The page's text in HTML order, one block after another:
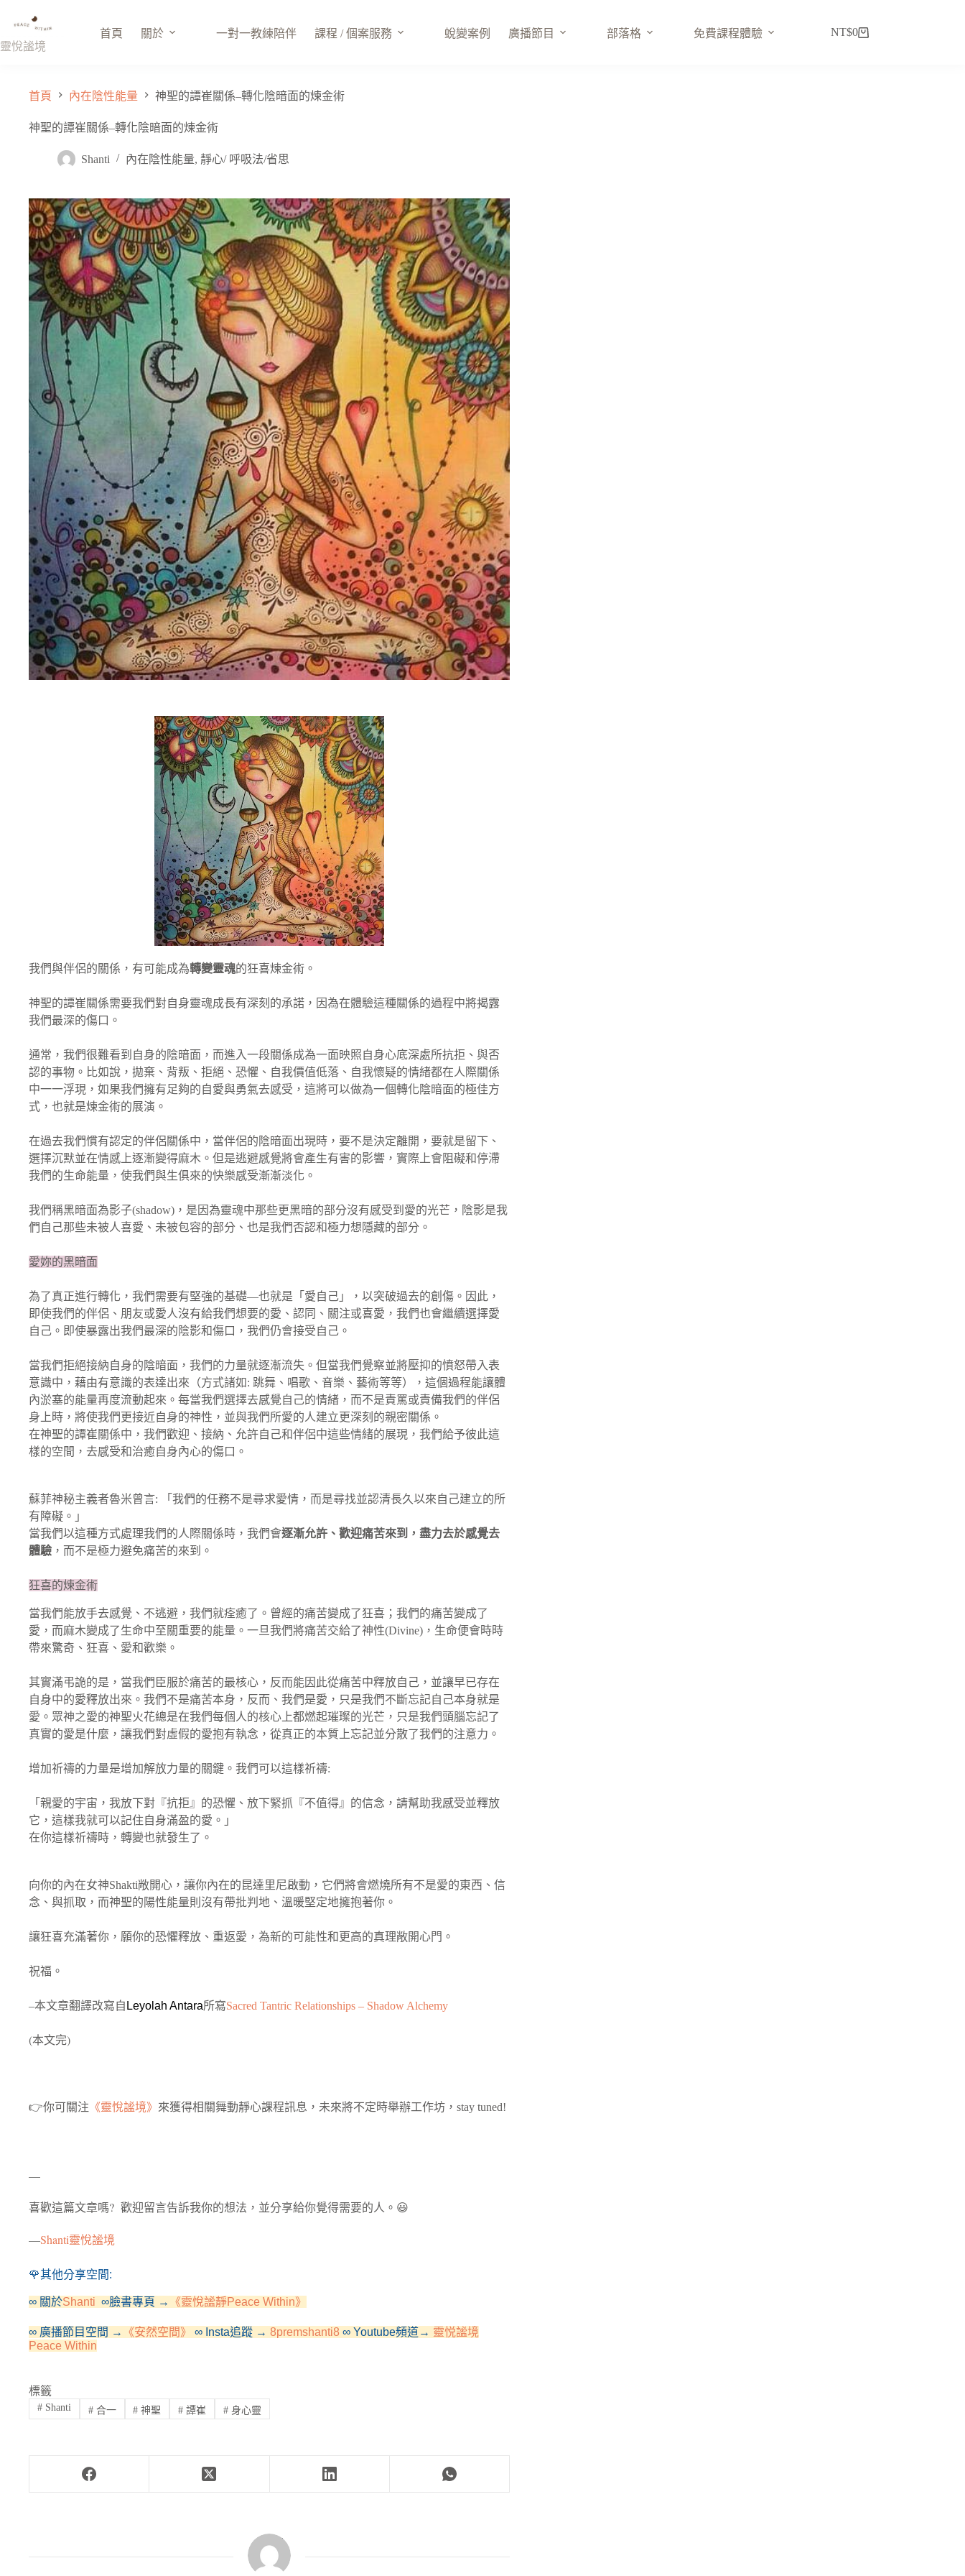
主
靈悅謐境
首頁 關於 一對一教練陪伴 課程 / 個案服務 蛻變案例 廣播節目 部落格 免費課程體驗 NT$0
首頁 內在陰性能量 神聖的譚崔關係–轉化陰暗面的煉金術
神聖的譚崔關係–轉化陰暗面的煉金術
Shanti 內在陰性能量, 靜心/ 呼吸法/省思
我們與伴侶的關係，有可能成為轉變靈魂的狂喜煉金術。
神聖的譚崔關係需要我們對自身靈魂成長有深刻的承諾，因為在體驗這種關係的過程中將揭露
我們最深的傷口。
通常，我們很難看到自身的陰暗面，而進入一段關係成為一面映照自身心底深處所抗拒、與否
認的事物。比如說，拋棄、背叛、拒絕、恐懼、自我價值低落、自我懷疑的情緒都在人際關係
中一一浮現，如果我們擁有足夠的自愛與勇氣去感受，這將可以做為一個轉化陰暗面的極佳方
式，也就是煉金術的展演。
在過去我們慣有認定的伴侶關係中，當伴侶的陰暗面出現時，要不是決定離開，要就是留下、
選擇沉默並在情感上逐漸變得麻木。但是逃避感覺將會產生有害的影響，實際上會阻礙和停滯
我們的生命能量，使我們與生俱來的快樂感受漸漸淡化。
我們稱黑暗面為影子(shadow)，是因為靈魂中那些更黑暗的部分沒有感受到愛的光芒，陰影是我
們自己那些未被人喜愛、未被包容的部分、也是我們否認和極力想隱藏的部分。
愛妳的黑暗面
為了真正進行轉化，我們需要有堅強的基礎—也就是「愛自己」，以突破過去的創傷。因此，
即使我們的伴侶、朋友或愛人沒有給我們想要的愛、認同、關注或喜愛，我們也會繼續選擇愛
自己。即使暴露出我們最深的陰影和傷口，我們仍會接受自己。
當我們拒絕接納自身的陰暗面，我們的力量就逐漸流失。但當我們覺察並將壓抑的憤怒帶入表
意識中，藉由有意識的表達出來（方式諸如: 跳舞、唱歌、音樂、藝術等等），這個過程能讓體
內淤塞的能量再度流動起來。每當我們選擇去感覺自己的情緒，而不是責罵或責備我們的伴侶
身上時，將使我們更接近自身的神性，並與我們所愛的人建立更深刻的親密關係。
在神聖的譚崔關係中，我們歡迎、接納、允許自己和伴侶中這些情緒的展現，我們給予彼此這
樣的空間，去感受和治癒自身內心的傷口。
蘇菲神秘主義者魯米曾言: 「我們的任務不是尋求愛情，而是尋找並認清長久以來自己建立的所
有障礙。」
當我們以這種方式處理我們的人際關係時，我們會逐漸允許、歡迎痛苦來到，盡力去於感覺去
體驗 ，而不是極力避免痛苦的來到。
狂喜的煉金術
當我們能放手去感覺、不逃避，我們就痊癒了。曾經的痛苦變成了狂喜；我們的痛苦變成了
愛，而麻木變成了生命中至關重要的能量。一旦我們將痛苦交給了神性(Divine)，生命便會時時
帶來驚奇、狂喜、愛和歡樂。
其實滿弔詭的是，當我們臣服於痛苦的最核心，反而能因此從痛苦中釋放自己，並讓早已存在
自身中的愛釋放出來。我們不是痛苦本身，反而、我們是愛，只是我們不斷忘記自己本身就是
愛。眾神之愛的神聖火花總是在我們每個人的核心上都燃起璀璨的光芒，只是我們頭腦忘記了
真實的愛是什麼，讓我們對虛假的愛抱有執念，從真正的本質上忘記並分散了我們的注意力。
增加祈禱的力量是增加解放力量的關鍵。我們可以這樣祈禱:
「親愛的宇宙，我放下對『抗拒』的恐懼、放下緊抓『不值得』的信念，請幫助我感受並釋放
它，這樣我就可以記住自身滿盈的愛。」
在你這樣祈禱時，轉變也就發生了。
向你的內在女神Shakti敞開心，讓你內在的昆達里尼啟動，它們將會燃燒所有不是愛的東西、信
念、與抓取，而神聖的陽性能量則沒有帶批判地、溫暖堅定地擁抱著你。
讓狂喜充滿著你，願你的恐懼釋放、重返愛，為新的可能性和更高的真理敞開心門。
祝福。
–本文章翻譯改寫自 Leyolah Antara所寫Sacred Tantric Relationships – Shadow Alchemy
(本文完)
👉你可關注 《靈悅謐境》 來獲得相關舞動靜心課程訊息，未來將不定時舉辦工作坊， stay tuned!
—
喜歡這篇文章嗎? 歡迎留言告訴我你的想法，並分享給你覺得需要的人。😃
—Shanti靈悅謐境
🌹其他分享空間:
∞ 關於Shanti ∞臉書專頁 → 《靈悅謐靜Peace Within》
∞ 廣播節目空間 → 《安然空間》 ∞ Insta追蹤 → 8premshanti8 ∞ Youtube頻道→ 靈悦謐境
Peace Within
標籤
#Shanti #合一 # 神聖 # 譚崔 # 身心靈